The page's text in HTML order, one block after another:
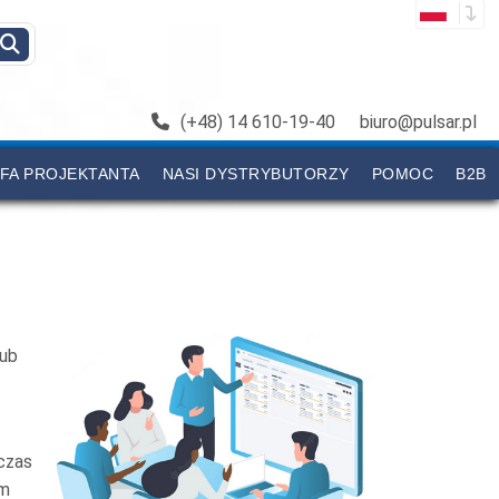
(+48) 14 610-19-40 biuro@pulsar.pl
PROJEKTANTA NASI DYSTRYBUTORZY POMOC B2B